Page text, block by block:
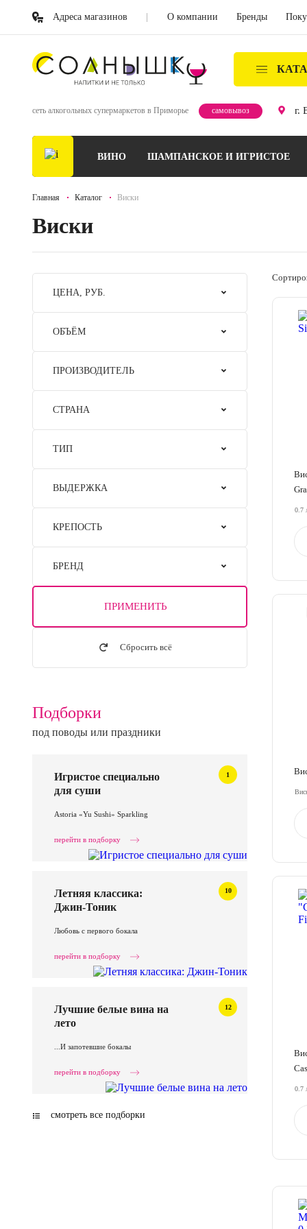
Адреса магазинов О компании Бренды
сеть алкогольных супермаркетов в Приморье самовывоз г.
ВИНО ШАМПАНСКОЕ И ИГРИСТОЕ
Главная Каталог Виски
Виски
ЦЕНА, РУБ.
ОБЪЁМ
ПРОИЗВОДИТЕЛЬ
СТРАНА
ТИП
ВЫДЕРЖКА
КРЕПОСТЬ
БРЕНД
ПРИМЕНИТЬ
Сбросить всё
Подборки
под поводы или праздники
1
Игристое специально
для суши
Astoria «Yu Sushi» Sparkling
перейти в подборку
10
Летняя классика:
Джин-Тоник
Любовь с первого бокала
перейти в подборку
12
Лучшие белые вина на
лето
...И запотевшие бокалы
перейти в подборку
смотреть все подборки
0.7
0.7